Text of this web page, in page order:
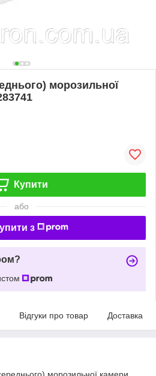
морозильної
Купити
або
з
Відгуки про товар Доставка
морозильної камери